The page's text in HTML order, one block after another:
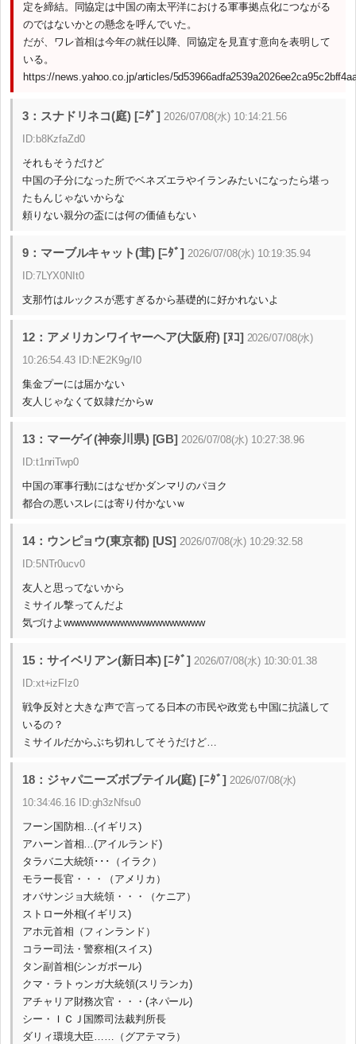
定を締結。同協定は中国の南太平洋における軍事拠点化につながる
のではないかとの懸念を呼んでいた。
だが、ワレ首相は今年の就任以降、同協定を見直す意向を表明して
いる。
https://news.yahoo.co.jp/articles/
3：スナドリネコ(庭) [ﾆﾀﾞ] 2026/07/08(水) 10:14:21.56
ID:b8KzfaZd0
それもそうだけど
中国の子分になった所でベネズエラやイランみたいになったら堪っ
たもんじゃないからな
頼りない親分の盃には何の価値もない
9：マーブルキャット(茸) [ﾆﾀﾞ] 2026/07/08(水) 10:19:35.94
ID:7LYX0NIt0
支那竹はルックスが悪すぎるから基礎的に好かれないよ
12：アメリカンワイヤーヘア(大阪府) [ﾇｺ] 2026/07/08(水)
10:26:54.43 ID:NE2K9g/I0
集金プーには届かない
友人じゃなくて奴隷だからw
13：マーゲイ(神奈川県) [GB] 2026/07/08(水) 10:27:38.96
ID:t1nriTwp0
中国の軍事行動にはなぜかダンマリのパヨク
都合の悪いスレには寄り付かないｗ
14：ウンピョウ(東京都) [US] 2026/07/08(水) 10:29:32.58
ID:5NTr0ucv0
友人と思ってないから
ミサイル撃ってんだよ
気づけよwwwwwwwwwwwwwwwwwwww
15：サイベリアン(新日本) [ﾆﾀﾞ] 2026/07/08(水) 10:30:01.38
ID:xt+izFIz0
戦争反対と大きな声で言ってる日本の市民や政党も中国に抗議して
いるの？
ミサイルだからぶち切れしてそうだけど…
18：ジャパニーズボブテイル(庭) [ﾆﾀﾞ] 2026/07/08(水)
10:34:46.16 ID:gh3zNfsu0
フーン国防相…(イギリス)
アハーン首相…(アイルランド)
タラバニ大統領･･･（イラク）
モラー長官・・・（アメリカ）
オバサンジョ大統領・・・（ケニア）
ストロー外相(イギリス)
アホ元首相（フィンランド）
コラー司法・警察相(スイス)
タン副首相(シンガポール)
クマ・ラトゥンガ大統領(スリランカ)
アチャリア財務次官・・・(ネパール)
シー・ＩＣＪ国際司法裁判所長
ダリィ環境大臣……（グアテマラ）